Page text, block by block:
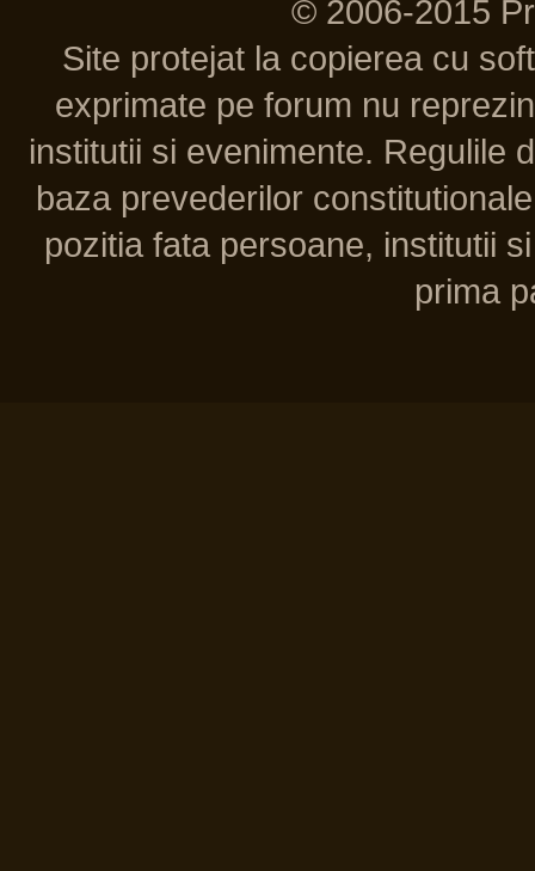
© 2006-2015
Site protejat la copierea cu
exprimate pe forum nu
institutii si evenimente. Regulile
baza prevederilor
pozitia fata persoane, institutii
prima